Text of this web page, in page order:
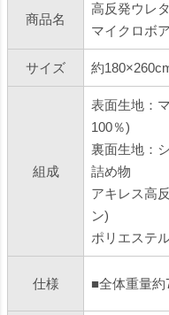
商品名
高反発ウレ
マイクロボ
サイズ 約
組成
表面生地：
100％)
裏面生地：
詰め物
アキレス高
ン)
ポリエステ
仕様 ■全体重量約